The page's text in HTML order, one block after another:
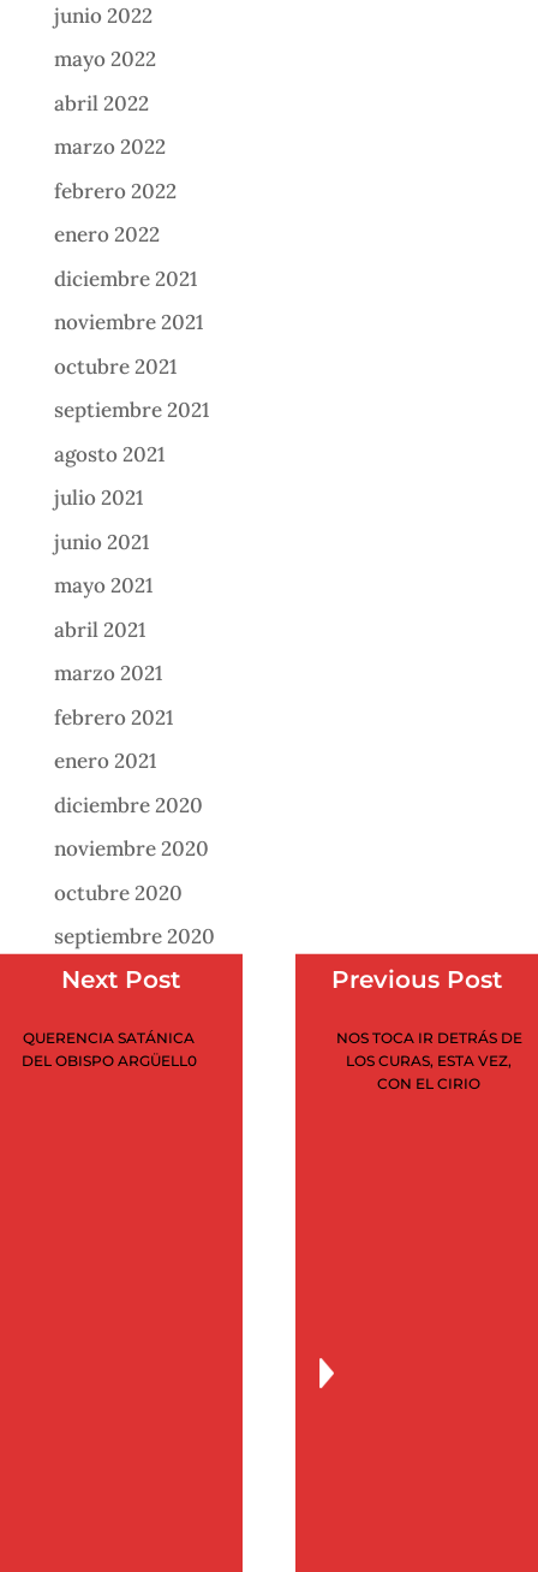
junio 2022
mayo 2022
abril 2022
marzo 2022
febrero 2022
enero 2022
diciembre 2021
noviembre 2021
octubre 2021
septiembre 2021
agosto 2021
julio 2021
junio 2021
mayo 2021
abril 2021
marzo 2021
febrero 2021
enero 2021
diciembre 2020
noviembre 2020
octubre 2020
septiembre 2020
agosto 2020
junio 2020
Previous Post
NOS TOCA IR DETRÁS DE
LOS CURAS, ESTA VEZ,
CON EL CIRIO
Next Post
QUERENCIA SATÁNICA
DEL OBISPO ARGÜELL0